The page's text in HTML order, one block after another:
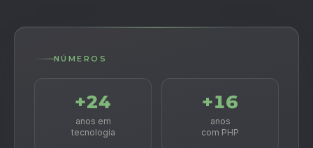
NÚMEROS
+24
anos em
tecnologia
+16
anos
com PHP